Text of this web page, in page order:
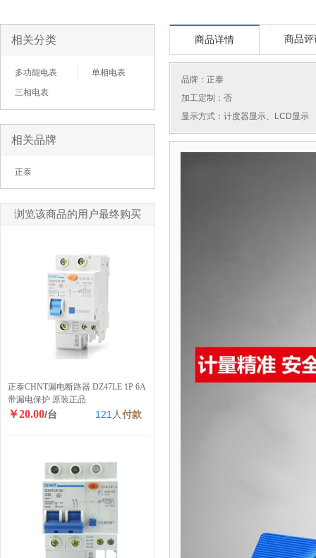
相关分类
多功能电表
单相电表
三相电表
相关品牌
正泰
浏览该商品的用户最终购买
正泰CHNT漏电断路器 DZ47LE 1P 6A
带漏电保护 原装正品
￥20.00/台 121 人付款
商品详情 商品评
品牌： 正泰
加工定制：否
显示方式：计度器显示、LCD显示